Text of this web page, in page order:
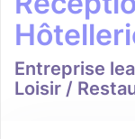
Entreprise
Loisir /